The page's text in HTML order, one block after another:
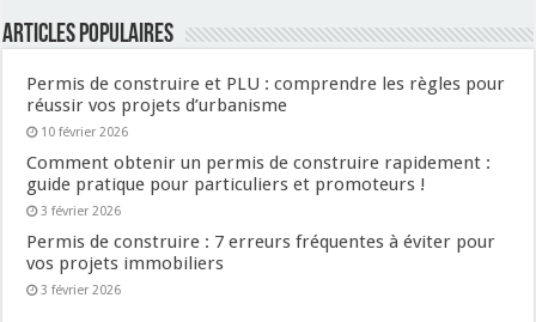
Articles populaires
Permis de construire et PLU : comprendre les règles pour
réussir vos projets d’urbanisme
10 février 2026
Comment obtenir un permis de construire rapidement :
guide pratique pour particuliers et promoteurs !
3 février 2026
Permis de construire : 7 erreurs fréquentes à éviter pour
vos projets immobiliers
3 février 2026